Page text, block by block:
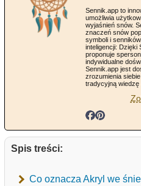
Sennik.app to
umożliwia
wyjaśnień snów.
znaczeń snów
symboli i
inteligencji: Dzięki
proponuje
indywidualne
Sennik.app jest
zrozumienia
tradycyjną wiedzę
Spis treści:
Co oznacza Akryl we